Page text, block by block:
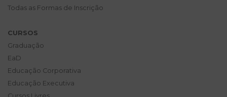
Todas as Formas de Inscrição
CURSOS
Graduação
EaD
Educação Corporativa
Educação Executiva